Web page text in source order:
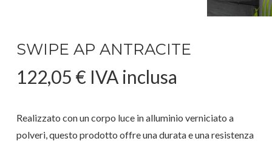
SWIPE AP ANTRACITE
122,05 € IVA inclusa
Realizzato con un corpo luce in alluminio verniciato a
polveri, questo prodotto offre una durata e una resistenza